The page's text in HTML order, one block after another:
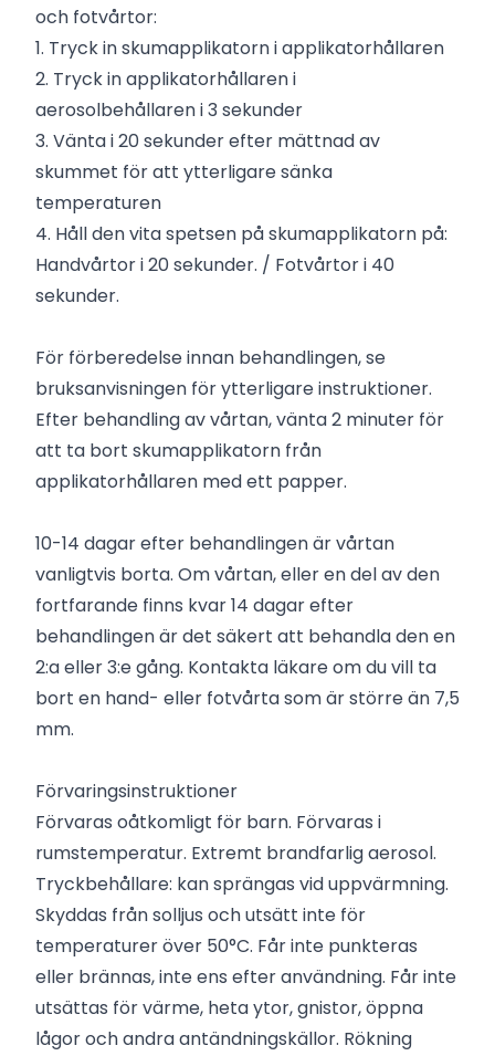
och fotvårtor:
1. Tryck in skumapplikatorn i applikatorhållaren
2. Tryck in applikatorhållaren i
aerosolbehållaren i 3 sekunder
3. Vänta i 20 sekunder efter mättnad av
skummet för att ytterligare sänka
temperaturen
4. Håll den vita spetsen på skumapplikatorn på:
Handvårtor i 20 sekunder. / Fotvårtor i 40
sekunder.
För förberedelse innan behandlingen, se
bruksanvisningen för ytterligare instruktioner.
Efter behandling av vårtan, vänta 2 minuter för
att ta bort skumapplikatorn från
applikatorhållaren med ett papper.
10-14 dagar efter behandlingen är vårtan
vanligtvis borta. Om vårtan, eller en del av den
fortfarande finns kvar 14 dagar efter
behandlingen är det säkert att behandla den en
2:a eller 3:e gång. Kontakta läkare om du vill ta
bort en hand- eller fotvårta som är större än 7,5
mm.
Förvaringsinstruktioner
Förvaras oåtkomligt för barn. Förvaras i
rumstemperatur. Extremt brandfarlig aerosol.
Tryckbehållare: kan sprängas vid uppvärmning.
Skyddas från solljus och utsätt inte för
temperaturer över 50°C. Får inte punkteras
eller brännas, inte ens efter användning. Får inte
utsättas för värme, heta ytor, gnistor, öppna
lågor och andra antändningskällor. Rökning